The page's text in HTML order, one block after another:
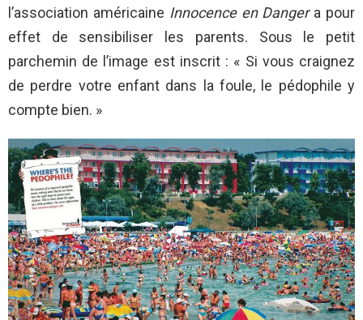
l’association américaine Innocence en Danger a pour
effet de sensibiliser les parents. Sous le petit
parchemin de l’image est inscrit : « Si vous craignez
de perdre votre enfant dans la foule, le pédophile y
compte bien. »